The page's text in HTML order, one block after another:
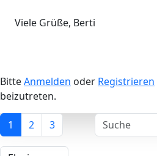
Viele Grüße, Berti
BitteAnmelden oder Registrieren
beizutreten.
1 2 3